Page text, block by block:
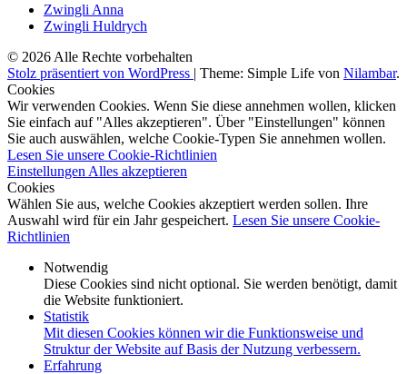
Zwingli Anna
Zwingli Huldrych
© 2026 Alle Rechte vorbehalten
Stolz präsentiert von WordPress | Theme: Simple Life von Nilambar.
Cookies
Wir verwenden Cookies. Wenn Sie diese annehmen wollen, klicken
Sie einfach auf "Alles akzeptieren". Über "Einstellungen" können
Sie auch auswählen, welche Cookie-Typen Sie annehmen wollen.
Lesen Sie unsere Cookie-Richtlinien
Einstellungen Alles akzeptieren
Cookies
Wählen Sie aus, welche Cookies akzeptiert werden sollen. Ihre
Auswahl wird für ein Jahr gespeichert. Lesen Sie unsere Cookie-
Richtlinien
Notwendig
Diese Cookies sind nicht optional. Sie werden benötigt, damit
die Website funktioniert.
Statistik
Mit diesen Cookies können wir die Funktionsweise und
Struktur der Website auf Basis der Nutzung verbessern.
Erfahrung